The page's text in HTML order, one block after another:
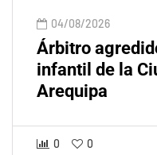
04/08/2026
Árbitro
infantil de la
Arequipa
0 0